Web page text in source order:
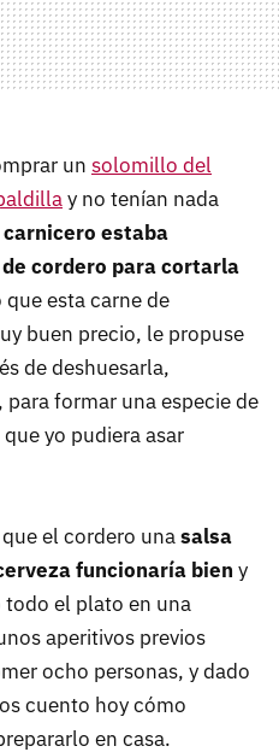
un solomillo del
y no tenían nada
estaba
cordero para cortarla
esta carne de
buen precio, le propuse
de deshuesarla,
formar una especie de
yo pudiera asar
el cordero unasalsa
funcionaría bien y
el plato en una
aperitivos previos
ocho personas, y dado
cuento hoy cómo
en casa.